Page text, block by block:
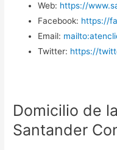
Web: https://
Facebook: https://
Email:
Twitter: https://
Domicilio de
Santander